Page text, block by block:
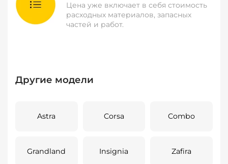
Цена уже включает в себя стоимость
расходных материалов, запасных
частей и работ.
Другие модели
Astra Corsa Combo
Grandland Insignia Zafira